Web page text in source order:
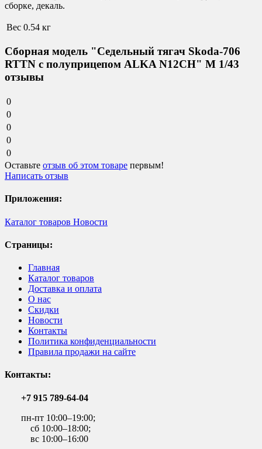
сборке, декаль.
Вес 0.54 кг
Сборная модель "Седельный тягач Skoda-706
RTTN с полуприцепом ALKA N12CH" М 1/43
отзывы
0
0
0
0
0
Оставьте отзыв об этом товаре первым!
Написать отзыв
Приложения:
Каталог товаров Новости
Страницы:
Главная
Каталог товаров
Доставка и оплата
О нас
Скидки
Новости
Контакты
Политика конфиденциальности
Правила продажи на сайте
Контакты:
+7 915 789-64-04
пн-пт 10:00–19:00;
сб 10:00–18:00;
вс 10:00–16:00